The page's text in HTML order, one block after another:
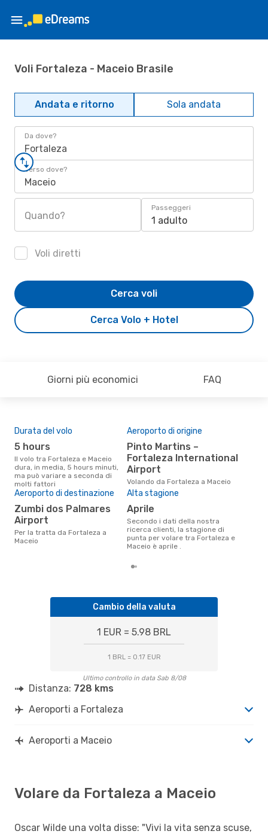
Voli Fortaleza - Maceio Brasile
Andata e ritorno Sola andata
Da dove?
Fortaleza
Verso dove?
Maceio
Quando?
Passeggeri
1 adulto
Voli diretti
Cerca Volo + Hotel
Cerca voli
Giorni più economici FAQ
Durata del volo
5 hours
Il volo tra Fortaleza e Maceio
dura, in media, 5 hours minuti,
ma può variare a seconda di
molti fattori
Aeroporto di origine
Pinto Martins –
Fortaleza International
Airport
Volando da Fortaleza a Maceio
Aeroporto di destinazione
Zumbi dos Palmares
Airport
Per la tratta da Fortaleza a
Maceio
Alta stagione
aprile
Secondo i dati della nostra
ricerca clienti, la stagione di
punta per volare tra Fortaleza e
Maceio è aprile .
Cambio della valuta
1 EUR = 5.98 BRL
1 BRL = 0.17 EUR
Ultimo controllo in data Sab 8/08
Distanza: 728 kms
Aeroporti a Fortaleza
Aeroporti a Maceio
Volare da Fortaleza a Maceio
Oscar Wilde una volta disse: "Vivi la vita senza scuse,